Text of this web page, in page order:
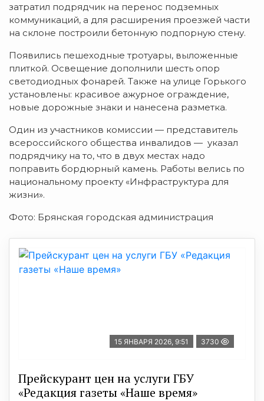
затратил подрядчик на перенос подземных
коммуникаций, а для расширения проезжей части
на склоне построили бетонную подпорную стену.
Появились пешеходные тротуары, выложенные
плиткой. Освещение дополнили шесть опор
светодиодных фонарей. Также на улице Горького
установлены: красивое ажурное ограждение,
новые дорожные знаки и нанесена разметка.
Один из участников комиссии — представитель
всероссийского общества инвалидов — указал
подрядчику на то, что в двух местах надо
поправить бордюрный камень. Работы велись по
национальному проекту «Инфраструктура для
жизни».
Фото: Брянская городская администрация
15 ЯНВАРЯ 2026, 9:51 3730
Прейскурант цен на услуги ГБУ
«Редакция газеты «Наше время»